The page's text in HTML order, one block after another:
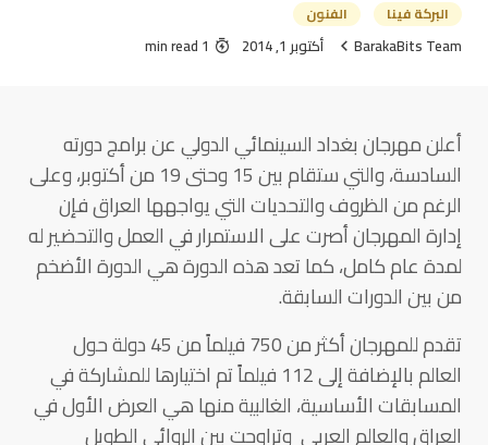
البركة فينا الفنون
BarakaBits Team أكتوبر 1, 2014 1 min read
أعلن مهرجان بغداد السينمائي الدولي عن برامج دورته
السادسة، والتي ستقام بين 15 وحتى 19 من أكتوبر، وعلى
الرغم من الظروف والتحديات التي يواجهها العراق فإن
إدارة المهرجان أصرت على الاستمرار في العمل والتحضير له
لمدة عام كامل، كما تعد هذه الدورة هي الدورة الأضخم
من بين الدورات السابقة.
تقدم للمهرجان أكثر من 750 فيلماً من 45 دولة حول
العالم بالإضافة إلى 112 فيلماً تم اختيارها للمشاركة في
المسابقات الأساسية، الغالبية منها هي العرض الأول في
العراق والعالم العربي وتراوحت بين الروائي الطويل